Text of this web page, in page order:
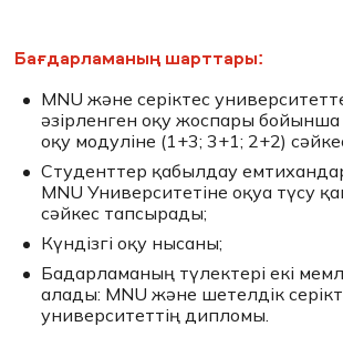
Бағдарламаның шарттары:
MNU және серіктес
әзірленген оқу жоспары бойынша
оқу модуліне (1+3; 3+1; 2+2)
Студенттер қабылдау
MNU Университетіне оқуға түсу
сәйкес тапсырады;
Күндізгі оқу нысаны;
Бағдарламаның түлектері екі
алады: MNU және шетелдік
университеттің дипломы.